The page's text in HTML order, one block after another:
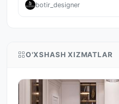
botir_designer
O'XSHASH XIZMATLAR